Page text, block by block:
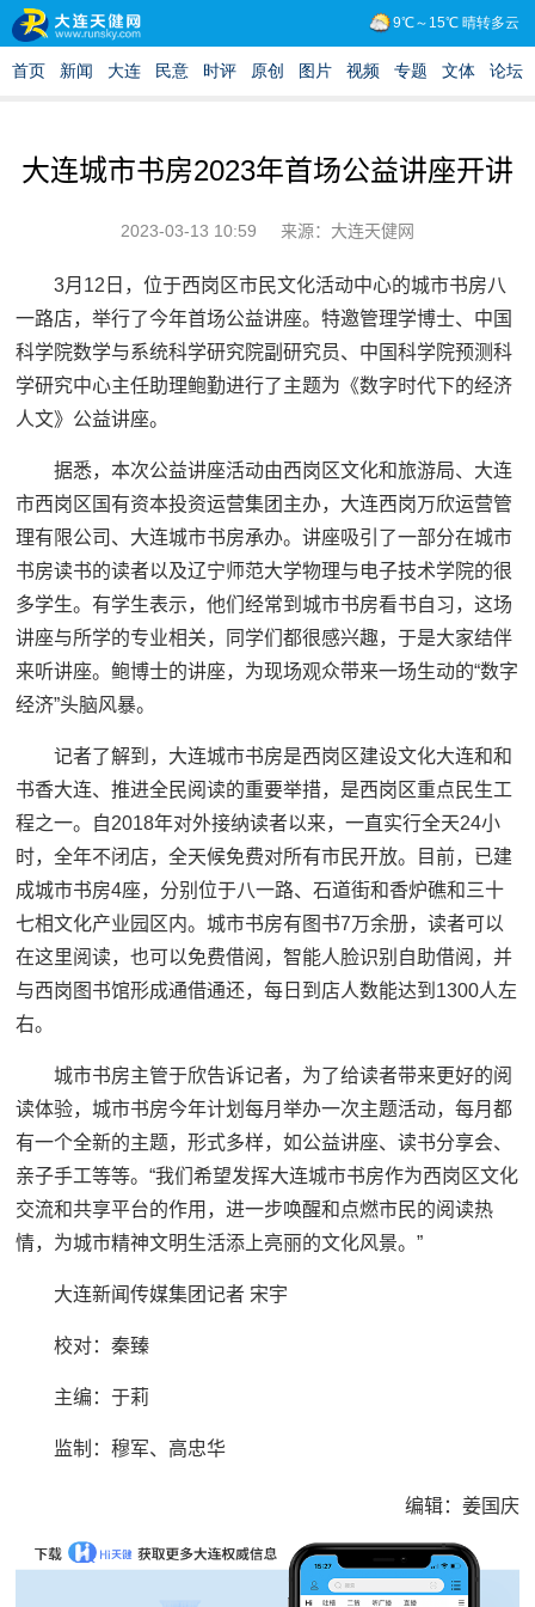
大连城市书房2023年首场公益讲座开讲
2023-03-13 10:59 来源：大连天健网
3月12日，位于西岗区市民文化活动中心的城市书房八
一路店，举行了今年首场公益讲座。特邀管理学博士、中国
科学院数学与系统科学研究院副研究员、中国科学院预测科
学研究中心主任助理鲍勤进行了主题为《数字时代下的经济
人文》公益讲座。
据悉，本次公益讲座活动由西岗区文化和旅游局、大连
市西岗区国有资本投资运营集团主办，大连西岗万欣运营管
理有限公司、大连城市书房承办。讲座吸引了一部分在城市
书房读书的读者以及辽宁师范大学物理与电子技术学院的很
多学生。有学生表示，他们经常到城市书房看书自习，这场
讲座与所学的专业相关，同学们都很感兴趣，于是大家结伴
来听讲座。鲍博士的讲座，为现场观众带来一场生动的“数字
经济”头脑风暴。
记者了解到，大连城市书房是西岗区建设文化大连和和
书香大连、推进全民阅读的重要举措，是西岗区重点民生工
程之一。自2018年对外接纳读者以来，一直实行全天24小
时，全年不闭店，全天候免费对所有市民开放。目前，已建
成城市书房4座，分别位于八一路、石道街和香炉礁和三十
七相文化产业园区内。城市书房有图书7万余册，读者可以
在这里阅读，也可以免费借阅，智能人脸识别自助借阅，并
与西岗图书馆形成通借通还，每日到店人数能达到1300人左
右。
城市书房主管于欣告诉记者，为了给读者带来更好的阅
读体验，城市书房今年计划每月举办一次主题活动，每月都
有一个全新的主题，形式多样，如公益讲座、读书分享会、
亲子手工等等。“我们希望发挥大连城市书房作为西岗区文化
交流和共享平台的作用，进一步唤醒和点燃市民的阅读热
情，为城市精神文明生活添上亮丽的文化风景。”
大连新闻传媒集团记者 宋宇
校对：秦臻
主编：于莉‍‍‍
监制：穆军、高忠华
编辑：姜国庆